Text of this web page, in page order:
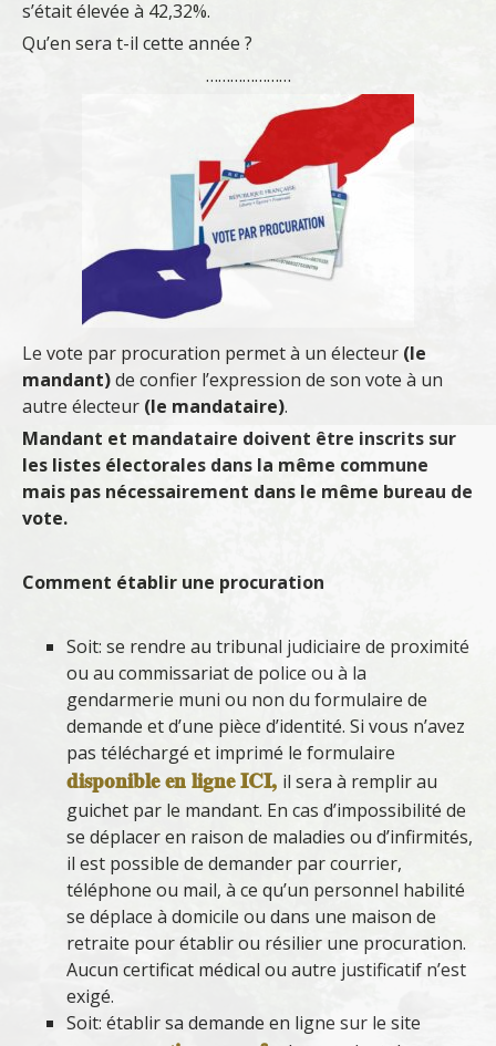
s’était élevée à 42,32%.
Qu’en sera t-il cette année ?
…………………
Le vote par procuration permet à un électeur (le
mandant)de confier l’expression de son vote à un
autre électeur (le mandataire).
Mandant et mandataire doivent être inscrits sur
les listes électorales dans la même commune
mais pas nécessairement dans le même bureau de
vote.
Comment établir une procuration
Soit: se rendre au tribunal judiciaire de proximité
ou au commissariat de police ou à la
gendarmerie muni ou non du formulaire de
demande et d’une pièce d’identité. Si vous n’avez
pas téléchargé et imprimé le formulaire
disponible en ligne ICI, il sera à remplir au
guichet par le mandant. En cas d’impossibilité de
se déplacer en raison de maladies ou d’infirmités,
il est possible de demander par courrier,
téléphone ou mail, à ce qu’un personnel habilité
se déplace à domicile ou dans une maison de
retraite pour établir ou résilier une procuration.
Aucun certificat médical ou autre justificatif n’est
exigé.
Soit: établir sa demande en ligne sur le site